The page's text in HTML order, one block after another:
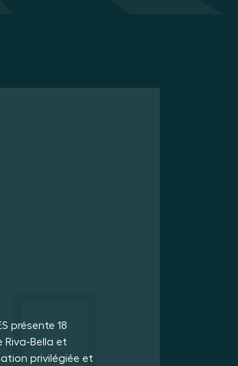
présente 18
Bella et
privilégiée et